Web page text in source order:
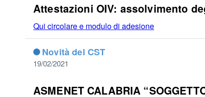
Attestazioni OIV: assolvimento
Qui circolare e modulo di adesione
Novità del CST
19/02/2021
ASMENET CALABRIA